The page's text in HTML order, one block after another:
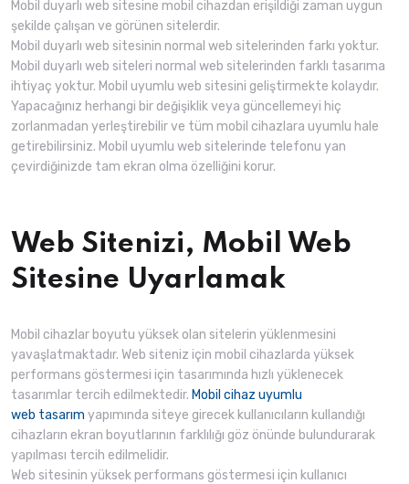
Mobil duyarlı web sitesine mobil cihazdan erişildiği zaman uygun
şekilde çalışan ve görünen sitelerdir.
Mobil duyarlı web sitesinin normal web sitelerinden farkı yoktur.
Mobil duyarlı web siteleri normal web sitelerinden farklı tasarıma
ihtiyaç yoktur. Mobil uyumlu web sitesini geliştirmekte kolaydır.
Yapacağınız herhangi bir değişiklik veya güncellemeyi hiç
zorlanmadan yerleştirebilir ve tüm mobil cihazlara uyumlu hale
getirebilirsiniz. Mobil uyumlu web sitelerinde telefonu yan
çevirdiğinizde tam ekran olma özelliğini korur.
Web Sitenizi, Mobil Web
Sitesine Uyarlamak
Mobil cihazlar boyutu yüksek olan sitelerin yüklenmesini
yavaşlatmaktadır. Web siteniz için mobil cihazlarda yüksek
performans göstermesi için tasarımında hızlı yüklenecek
tasarımlar tercih edilmektedir. Mobil cihaz uyumlu
web tasarım yapımında siteye girecek kullanıcıların kullandığı
cihazların ekran boyutlarının farklılığı göz önünde bulundurarak
yapılması tercih edilmelidir.
Web sitesinin yüksek performans göstermesi için kullanıcı